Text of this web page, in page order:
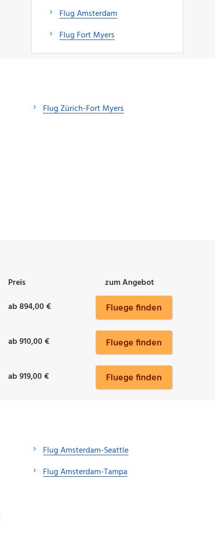
Flug Amsterdam
Flug Fort Myers
Flug Zürich-Fort Myers
Preis
zum Angebot
ab 894,00 € Fluege finden
ab 910,00 € Fluege finden
ab 919,00 € Fluege finden
Flug Amsterdam-Seattle
Flug Amsterdam-Tampa